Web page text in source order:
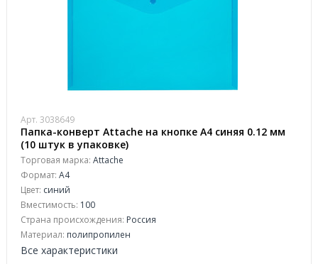
Арт. 3038649
Папка-конверт Attache на кнопке А4 синяя 0.12 мм
(10 штук в упаковке)
Торговая марка: Attache
Формат: А4
Цвет: синий
Вместимость: 100
Страна происхождения: Россия
Материал: полипропилен
Все характеристики